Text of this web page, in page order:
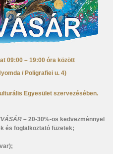
09:00 – 19:00 óra között
/ Poligrafiei u. 4)
Egyesület szervezésében.
– 20-30%-os kedvezménnyel
és foglalkoztató füzetek;